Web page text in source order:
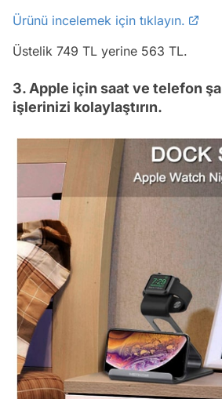
Ürünü incelemek için tıklayın.
Üstelik 749 TL yerine 563 TL.
3. Apple için saat ve telefon
işlerinizi kolaylaştırın.